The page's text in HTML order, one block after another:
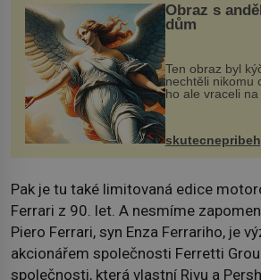
Obraz s
dům
Ten obraz byl
nechtěli nikomu
ho ale vraceli
manželem
chaloupku,
Čech, kde jsme
Pak je tu také limitovaná edice
Ferrari z 90. let. A nesmíme
Piero Ferrari, syn Enza Ferrariho, je
akcionářem společnosti Ferretti
společnosti, která vlastní Rivu a